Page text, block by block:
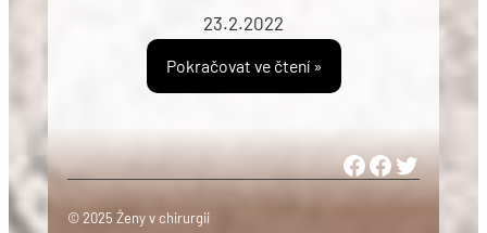
23.2.2022
Pokračovat ve čtení »
Woman in Medicine Czech Republic
Women in Surgery Europe
Woman in Surgery Czech
© 2025 Ženy v chirurgii